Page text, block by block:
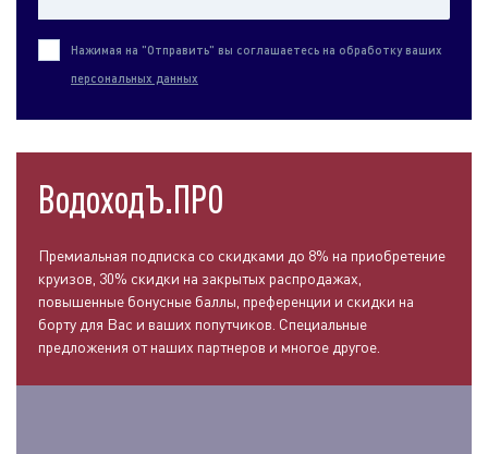
Нажимая на "Отправить" вы соглашаетесь на обработку ваших
персональных данных
ВодоходЪ.ПРО
Премиальная подписка со скидками до 8% на приобретение
круизов, 30% скидки на закрытых распродажах,
повышенные бонусные баллы, преференции и скидки на
борту для Вас и ваших попутчиков. Специальные
предложения от наших партнеров и многое другое.